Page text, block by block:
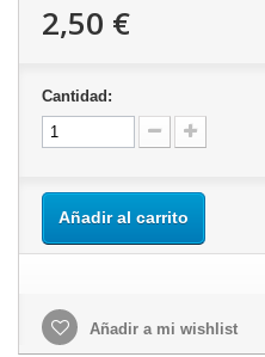
2,50 €
Cantidad:
Añadir al carrito
Añadir a mi wishlist